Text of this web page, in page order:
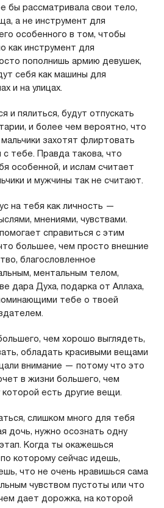
бы рассматривала свои тело,
а не инструмент для
особенного в том, чтобы
как инструмент для
пополнишь армию девушек,
себя как машины для
и на улицах.
и пялиться, будут отпускать
и более чем вероятно, что
захотят флиртовать
с тебе. Правда такова, что
особенной, и ислам считает
и мужчины так не считают.
на тебя как личность —
мнениями, чувствами.
справиться с этим
большее, чем просто внешние
благословленное
ментальным телом,
дара Духа, подарка от Аллаха,
тебе о твоей
чем хорошо выглядеть,
обладать красивыми вещами
внимание — потому что это
в жизни большего, чем
есть другие вещи.
слишком много для тебя
дочь, нужно осознать одну
Когда ты окажешься
которому сейчас идешь,
что не очень нравишься сама
чувством пустоты или что
дает дорожка, на которой